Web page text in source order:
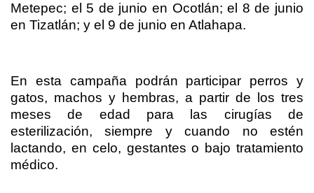
Metepec; el 5 de junio en Ocotlán; el 8 de junio
en Tizatlán; y el 9 de junio en Atlahapa.
En esta campaña podrán participar perros y
gatos, machos y hembras, a partir de los tres
meses de edad para las cirugías de
esterilización, siempre y cuando no estén
lactando, en celo, gestantes o bajo tratamiento
médico.